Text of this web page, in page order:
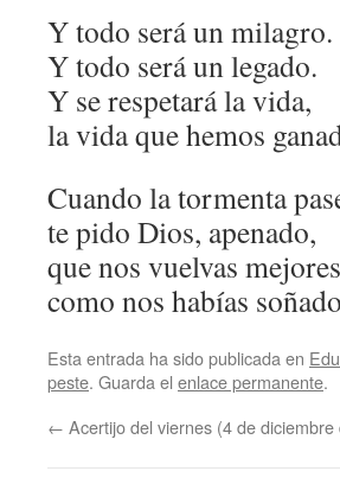
Y todo será un milagro.
Y todo será un legado.
Y se respetará la vida,
la vida que hemos
Cuando la tormenta
te pido Dios, apenado,
que nos vuelvas
como nos habías
Esta entrada ha sido publicada en
peste. Guarda el enlace permanente.
← Acertijo del viernes (4 de diciembre